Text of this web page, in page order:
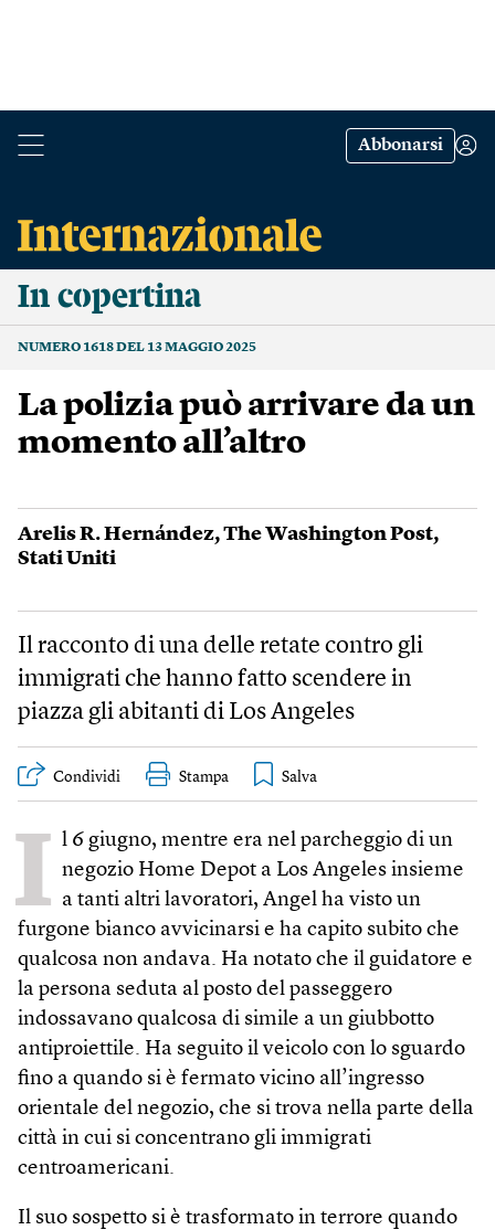
Abbonarsi
In copertina
NUMERO 1618 DEL 13 MAGGIO 2025
La polizia può arrivare da un
momento all’altro
Arelis R. Hernández,The Washington Post,
Stati Uniti
Il racconto di una delle retate contro gli
immigrati che hanno fatto scendere in
piazza gli abitanti di Los Angeles
Condividi Stampa
I l 6 giugno, mentre era nel parcheggio di un
negozio Home Depot a Los Angeles insieme
a tanti altri lavoratori, Angel ha visto un
furgone bianco avvicinarsi e ha capito subito che
qualcosa non andava. Ha notato che il guidatore e
la persona seduta al posto del passeggero
indossavano qualcosa di simile a un giubbotto
antiproiettile. Ha seguito il veicolo con lo sguardo
fino a quando si è fermato vicino all’ingresso
orientale del negozio, che si trova nella parte della
città in cui si concentrano gli immigrati
centroamericani.
Il suo sospetto si è trasformato in terrore quando